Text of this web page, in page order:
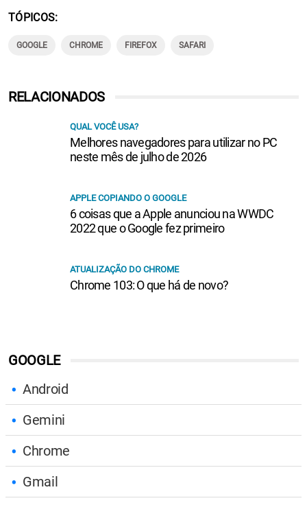
TÓPICOS
GOOGLE CHROME FIREFOX SAFARI
GOOGLE
Android
Gemini
Chrome
Gmail
RELACIONADOS
QUAL VOCÊ USA?
Melhores navegadores para utilizar no PC
neste mês de julho de 2026
APPLE COPIANDO O GOOGLE
6 coisas que a Apple anunciou na WWDC
2022 que o Google fez primeiro
ATUALIZAÇÃO DO CHROME
Chrome 103: O que há de novo?